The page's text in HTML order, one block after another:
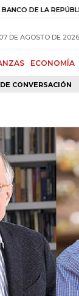
LA REPÚBLICA $
DE AGOSTO DE 2026
ECONOMÍA
CONVERSACIÓN